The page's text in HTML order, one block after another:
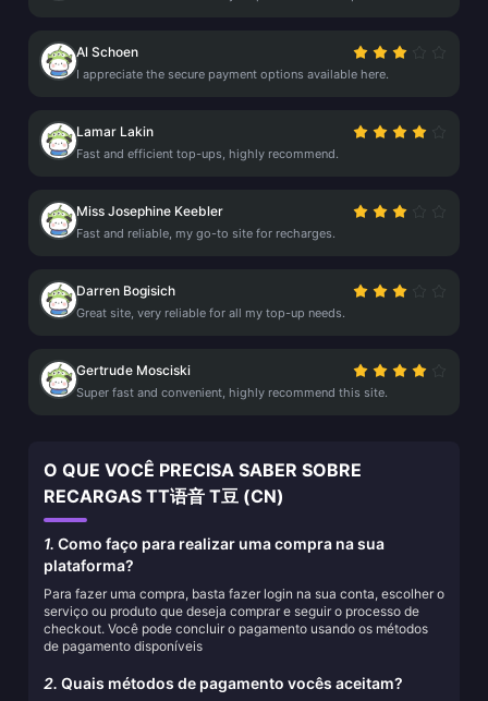
Al Schoen
I appreciate the secure payment options available here.
Lamar Lakin
Fast and efficient top-ups, highly recommend.
Miss Josephine Keebler
Fast and reliable, my go-to site for recharges.
Darren Bogisich
Great site, very reliable for all my top-up needs.
Gertrude Mosciski
Super fast and convenient, highly recommend this site.
O QUE VOCÊ PRECISA SABER SOBRE
RECARGAS TT语音 T豆 (CN)
1. Como faço para realizar uma compra na sua
plataforma?
Para fazer uma compra, basta fazer login na sua conta, escolher o
serviço ou produto que deseja comprar e seguir o processo de
checkout. Você pode concluir o pagamento usando os métodos
de pagamento disponíveis
2. Quais métodos de pagamento vocês aceitam?